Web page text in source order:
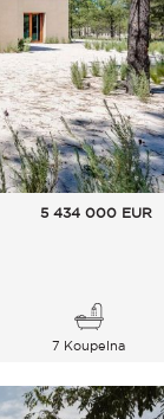
5 434 000 EUR
7 Koupelna